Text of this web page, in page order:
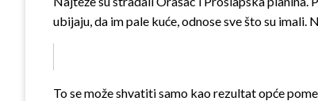
ubijaju, da im pale kuće, odnose sve što su
To se može shvatiti samo kao rezultat opće